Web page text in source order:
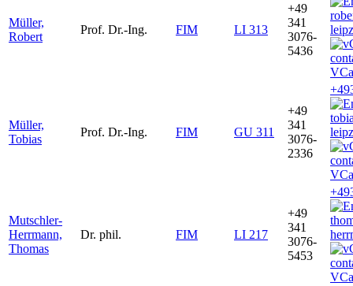
Müller,
Robert
Prof. Dr.-Ing. FIM LI 313
+49
341
3076-
5436
Müller,
Tobias
Prof. Dr.-Ing. FIM GU 311
+49
341
3076-
2336
Mutschler-
Herrmann,
Thomas
Dr. phil. FIM LI 217
+49
341
3076-
5453